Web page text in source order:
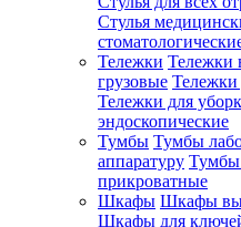
Стулья
Тележки Тележки
грузовые Тележки
Тележки для
эндоскопические
Тумбы Тумбы
аппаратуру Тумбы
прикроватные
Шкафы Шкафы
Шкафы для